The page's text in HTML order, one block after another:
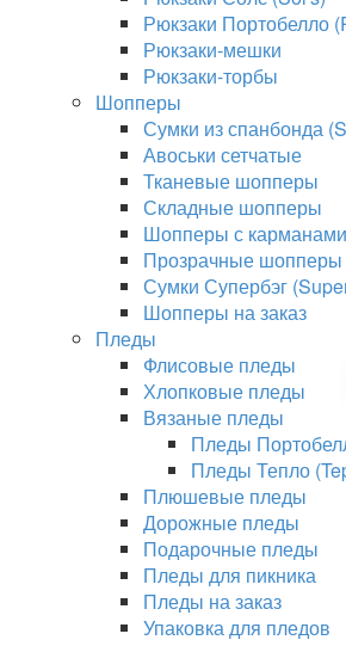
Рюкзаки Портобелло
Рюкзаки-мешки
Рюкзаки-торбы
Шопперы
Сумки из спанбонда
Авоськи сетчатые
Тканевые шопперы
Складные шопперы
Шопперы с карманами
Прозрачные шопперы
Сумки Супербэг
Шопперы на заказ
Пледы
Флисовые пледы
Хлопковые пледы
Вязаные пледы
Пледы
Пледы Тепло
Плюшевые пледы
Дорожные пледы
Подарочные пледы
Пледы для пикника
Пледы на заказ
Упаковка для пледов